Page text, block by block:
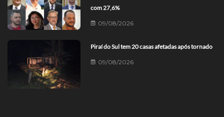
com 27,6%
09/08/2026
Piraí do Sul tem 20 casas afetadas após tornado
09/08/2026